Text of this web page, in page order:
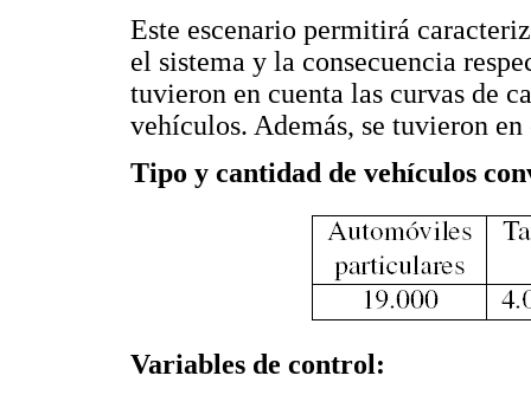
Este escenario permitirá
el sistema y la consecuencia
tuvieron en cuenta las curvas de
vehículos. Además, se tuvieron
Tipo y cantidad de vehículos
Variables de control: